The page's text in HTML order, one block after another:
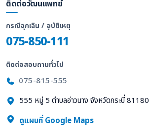
ติดต่อวัฒนแพทย์
กรณีฉุกเฉิน / อุบัติเหตุ
075-850-111
ติดต่อสอบถามทั่วไป
075-815-555
555 หมู่ 5 ตำบลอ่าวนาง จังหวัดกระบี่ 81180
ดูแผนที่ Google Maps